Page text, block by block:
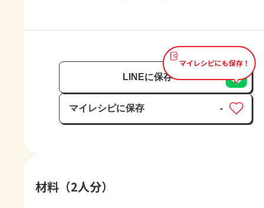
マイレシピにも保存！
LINEに保存
マイレシピに保存
保存済み
-
材料（2人分）